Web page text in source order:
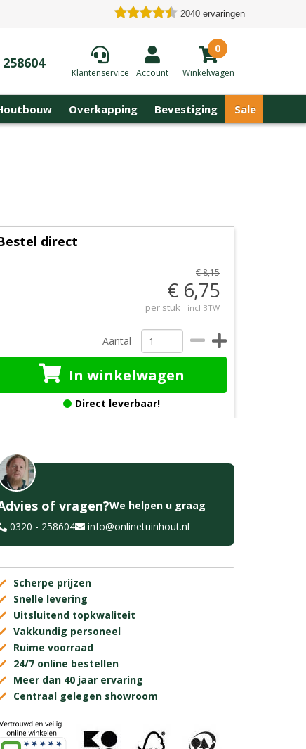
2040 ervaringen
Klantenservice Account
0
Winkelwagen
Overkapping Bevestiging Sale
direct
€ 8,15
€ 6,75
per stuk incl BTW
Aantal
In winkelwagen
Direct leverbaar!
of vragen?We helpen u graag
0320 - 258604
info@onlinetuinhout.nl
Scherpe prijzen
Snelle levering
Uitsluitend topkwaliteit
Vakkundig personeel
Ruime voorraad
24/7 online bestellen
Meer dan 40 jaar ervaring
Centraal gelegen showroom